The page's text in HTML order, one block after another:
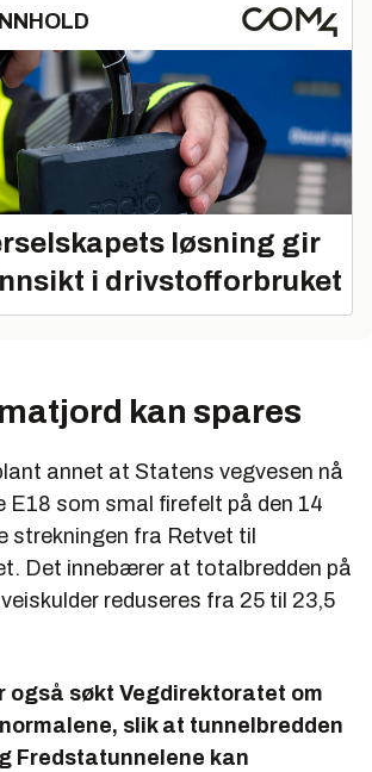
løsning gir
i drivstofforbruket
kan spares
annet at Statens vegvesen nå
E18 som smal firefelt på den 14
strekningen fra Retvet til
Det innebærer at totalbredden på
reduseres fra 25 til 23,5
også søkt Vegdirektoratet om
slik at tunnelbredden
Fredstatunnelene kan